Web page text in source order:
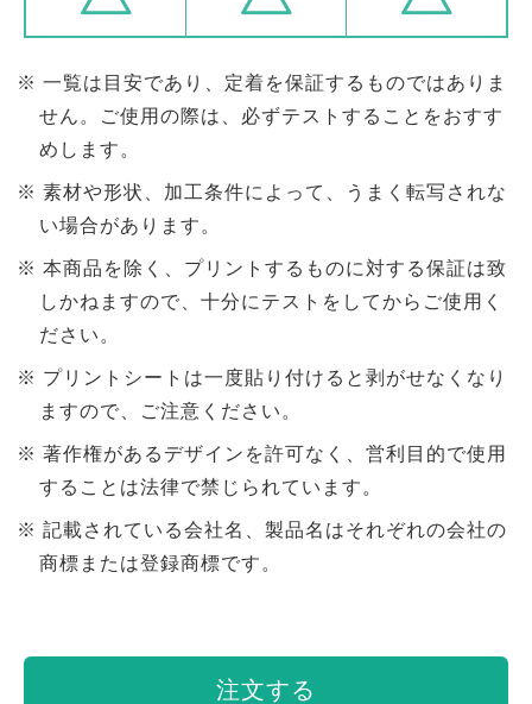
一覧は目安であり、定着を保証するものではありま
せん。ご使用の際は、必ずテストすることをおすす
めします。
素材や形状、加工条件によって、うまく転写されな
い場合があります。
本商品を除く、プリントするものに対する保証は致
しかねますので、十分にテストをしてからご使用く
ださい。
プリントシートは一度貼り付けると剥がせなくなり
ますので、ご注意ください。
著作権があるデザインを許可なく、営利目的で使用
することは法律で禁じられています。
記載されている会社名、製品名はそれぞれの会社の
商標または登録商標です。
注文する